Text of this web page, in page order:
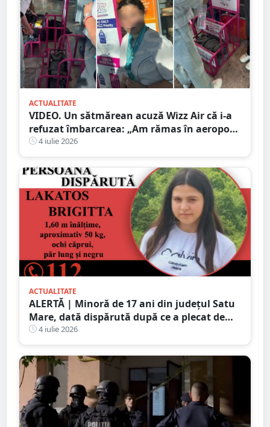
ACTUALITATE
VIDEO. Un sătmărean acuză Wizz Air că i-a
refuzat îmbarcarea: „Am rămas în aeroport
cu băiețelul nostru de 2 ani”
4 iulie 2026
ACTUALITATE
ALERTĂ | Minoră de 17 ani din județul Satu
Mare, dată dispărută după ce a plecat de
acasă în toiul nopții. Poliția cere ajutorul
populației
4 iulie 2026